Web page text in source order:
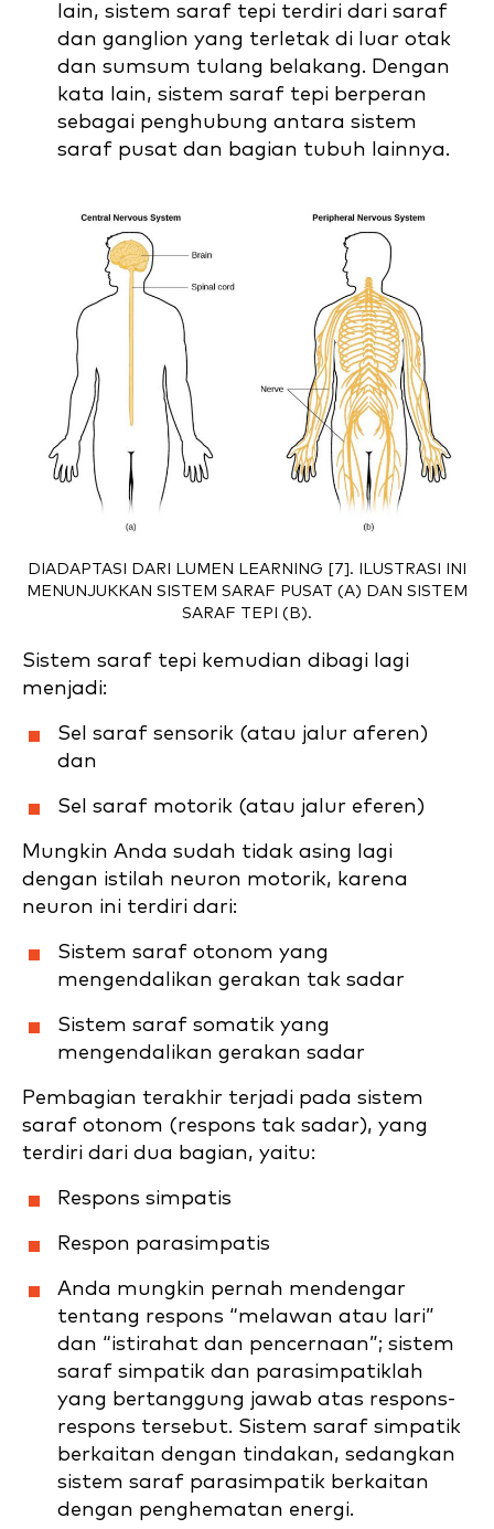
lain, sistem saraf tepi terdiri dari saraf
dan ganglion yang terletak di luar otak
dan sumsum tulang belakang. Dengan
kata lain, sistem saraf tepi berperan
sebagai penghubung antara sistem
saraf pusat dan bagian tubuh lainnya.
DIADAPTASI DARI LUMEN LEARNING [7]. ILUSTRASI INI
MENUNJUKKAN SISTEM SARAF PUSAT (A) DAN SISTEM
SARAF TEPI (B).
Sistem saraf tepi kemudian dibagi lagi
menjadi:
Sel saraf sensorik (atau jalur aferen)
dan
Sel saraf motorik (atau jalur eferen)
Mungkin Anda sudah tidak asing lagi
dengan istilah neuron motorik, karena
neuron ini terdiri dari:
Sistem saraf otonom yang
mengendalikan gerakan tak sadar
Sistem saraf somatik yang
mengendalikan gerakan sadar
Pembagian terakhir terjadi pada sistem
saraf otonom (respons tak sadar), yang
terdiri dari dua bagian, yaitu:
Respons simpatis
Respon parasimpatis
Anda mungkin pernah mendengar
tentang respons “melawan atau lari”
dan “istirahat dan pencernaan”; sistem
saraf simpatik dan parasimpatiklah
yang bertanggung jawab atas respons-
respons tersebut. Sistem saraf simpatik
berkaitan dengan tindakan, sedangkan
sistem saraf parasimpatik berkaitan
dengan penghematan energi.